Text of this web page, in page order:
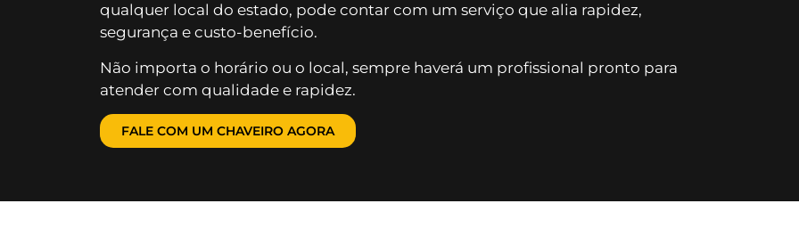
qualquer local do estado, pode contar com um serviço que alia rapidez,
segurança e custo-benefício.
Não importa o horário ou o local, sempre haverá um profissional pronto para
atender com qualidade e rapidez.
FALE COM UM CHAVEIRO AGORA